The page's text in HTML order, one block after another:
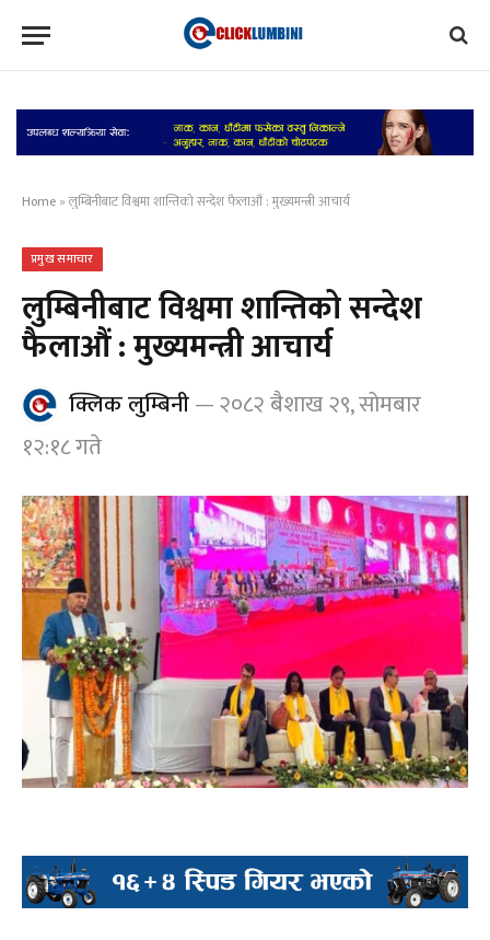
Home »लुम्बिनीबाट विश्वमा शान्तिको सन्देश फैलाऔं : मुख्यमन्त्री आचार्य
प्रमुख समाचार
लुम्बिनीबाट विश्वमा शान्तिको सन्देश
फैलाऔं : मुख्यमन्त्री आचार्य
क्लिक लुम्बिनी
२०८२ बैशाख २९, सोमबार
१२:१८ गते